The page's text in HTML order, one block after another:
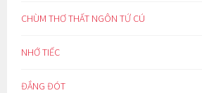
CHÙM THƠ THẤT NGÔN TỨ CÚ
NHỚ TIẾC
ĐẮNG ĐÓT